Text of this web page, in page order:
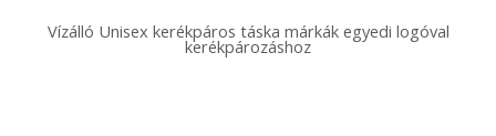
Vízálló Unisex kerékpáros táska márkák egyedi logóval
kerékpározáshoz